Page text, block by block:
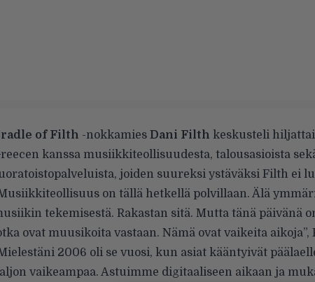
of Filth -nokkamies Dani Filth keskusteli
kanssa musiikkiteollisuudesta, talousasioista
joiden suureksi ystäväksi Filth ei
on tällä hetkellä polvillaan. Älä
tekemisestä. Rakastan sitä. Mutta tänä päivänä
ovat muusikoita vastaan. Nämä ovat vaikeita aikoja”,
2006 oli se vuosi, kun asiat kääntyivät
vaikeampaa. Astuimme digitaaliseen aikaan ja